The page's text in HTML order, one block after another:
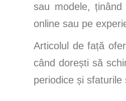
sau modele,
online sau pe
Articolul de față
când dorești să
periodice și